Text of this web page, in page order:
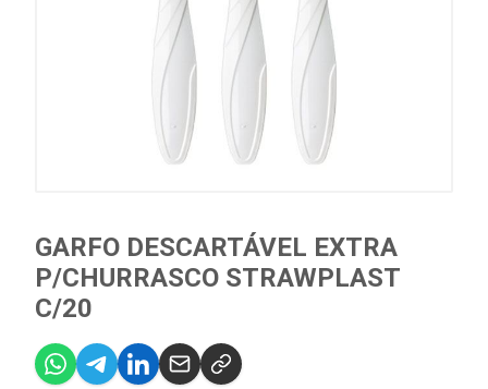
GARFO DESCARTÁVEL EXTRA
P/CHURRASCO STRAWPLAST
C/20